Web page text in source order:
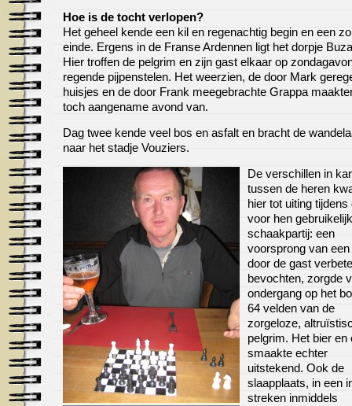
Hoe is de tocht verlopen?
Het geheel kende een kil en regenachtig begin en een
einde. Ergens in de Franse Ardennen ligt het dorpje
Hier troffen de pelgrim en zijn gast elkaar op
regende pijpenstelen. Het weerzien, de door Mark
huisjes en de door Frank meegebrachte Grappa
toch aangename avond van.
Dag twee kende veel bos en asfalt en bracht de
naar het stadje Vouziers.
De verschillen in
tussen de heren
hier tot uiting tijdens
voor hen gebruikelijk
schaakpartij: een
voorsprong van een
door de gast
bevochten, zorgde
ondergang op het
64 velden van de
zorgeloze,
pelgrim. Het bier en
smaakte echter
uitstekend. Ook de
slaapplaats, in een
streken inmiddels